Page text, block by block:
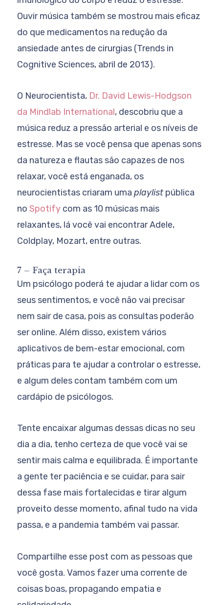
Ouvir música também se mostrou mais eficaz
do que medicamentos na redução da
ansiedade antes de cirurgias (Trends in
Cognitive Sciences, abril de 2013).
O Neurocientista, Dr. David Lewis-Hodgson
da Mindlab International, descobriu que a
música reduz a pressão arterial e os níveis de
estresse. Mas se você pensa que apenas sons
da natureza e flautas são capazes de nos
relaxar, você está enganada, os
neurocientistas criaram uma playlist pública
no Spotify com as 10 músicas mais
relaxantes, lá você vai encontrar Adele,
Coldplay, Mozart, entre outras.
7 – Faça terapia
Um psicólogo poderá te ajudar a lidar com os
seus sentimentos, e você não vai precisar
nem sair de casa, pois as consultas poderão
ser online. Além disso, existem vários
aplicativos de bem-estar emocional, com
práticas para te ajudar a controlar o estresse,
e algum deles contam também com um
cardápio de psicólogos.
Tente encaixar algumas dessas dicas no seu
dia a dia, tenho certeza de que você vai se
sentir mais calma e equilibrada. É importante
a gente ter paciência e se cuidar, para sair
dessa fase mais fortalecidas e tirar algum
proveito desse momento, afinal tudo na vida
passa, e a pandemia também vai passar.
Compartilhe esse post com as pessoas que
você gosta. Vamos fazer uma corrente de
coisas boas, propagando empatia e